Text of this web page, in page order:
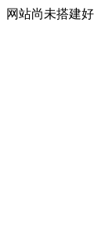
网站尚未搭建